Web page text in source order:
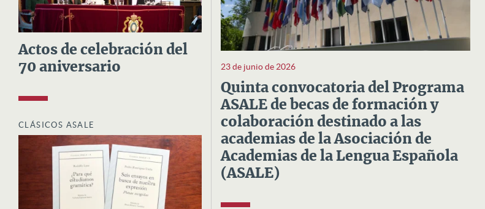
Actos de celebración del
70 aniversario
CLÁSICOS ASALE
23 de junio de 2026
Quinta convocatoria del Programa
ASALE de becas de formación y
colaboración destinado a las
academias de la Asociación de
Academias de la Lengua Española
(ASALE)